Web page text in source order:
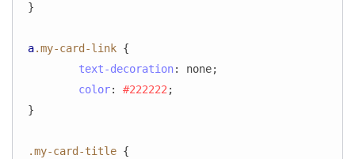
}
a.my-card-link {
text-decoration: none;
color: #222222 ;
}
.my-card-title {